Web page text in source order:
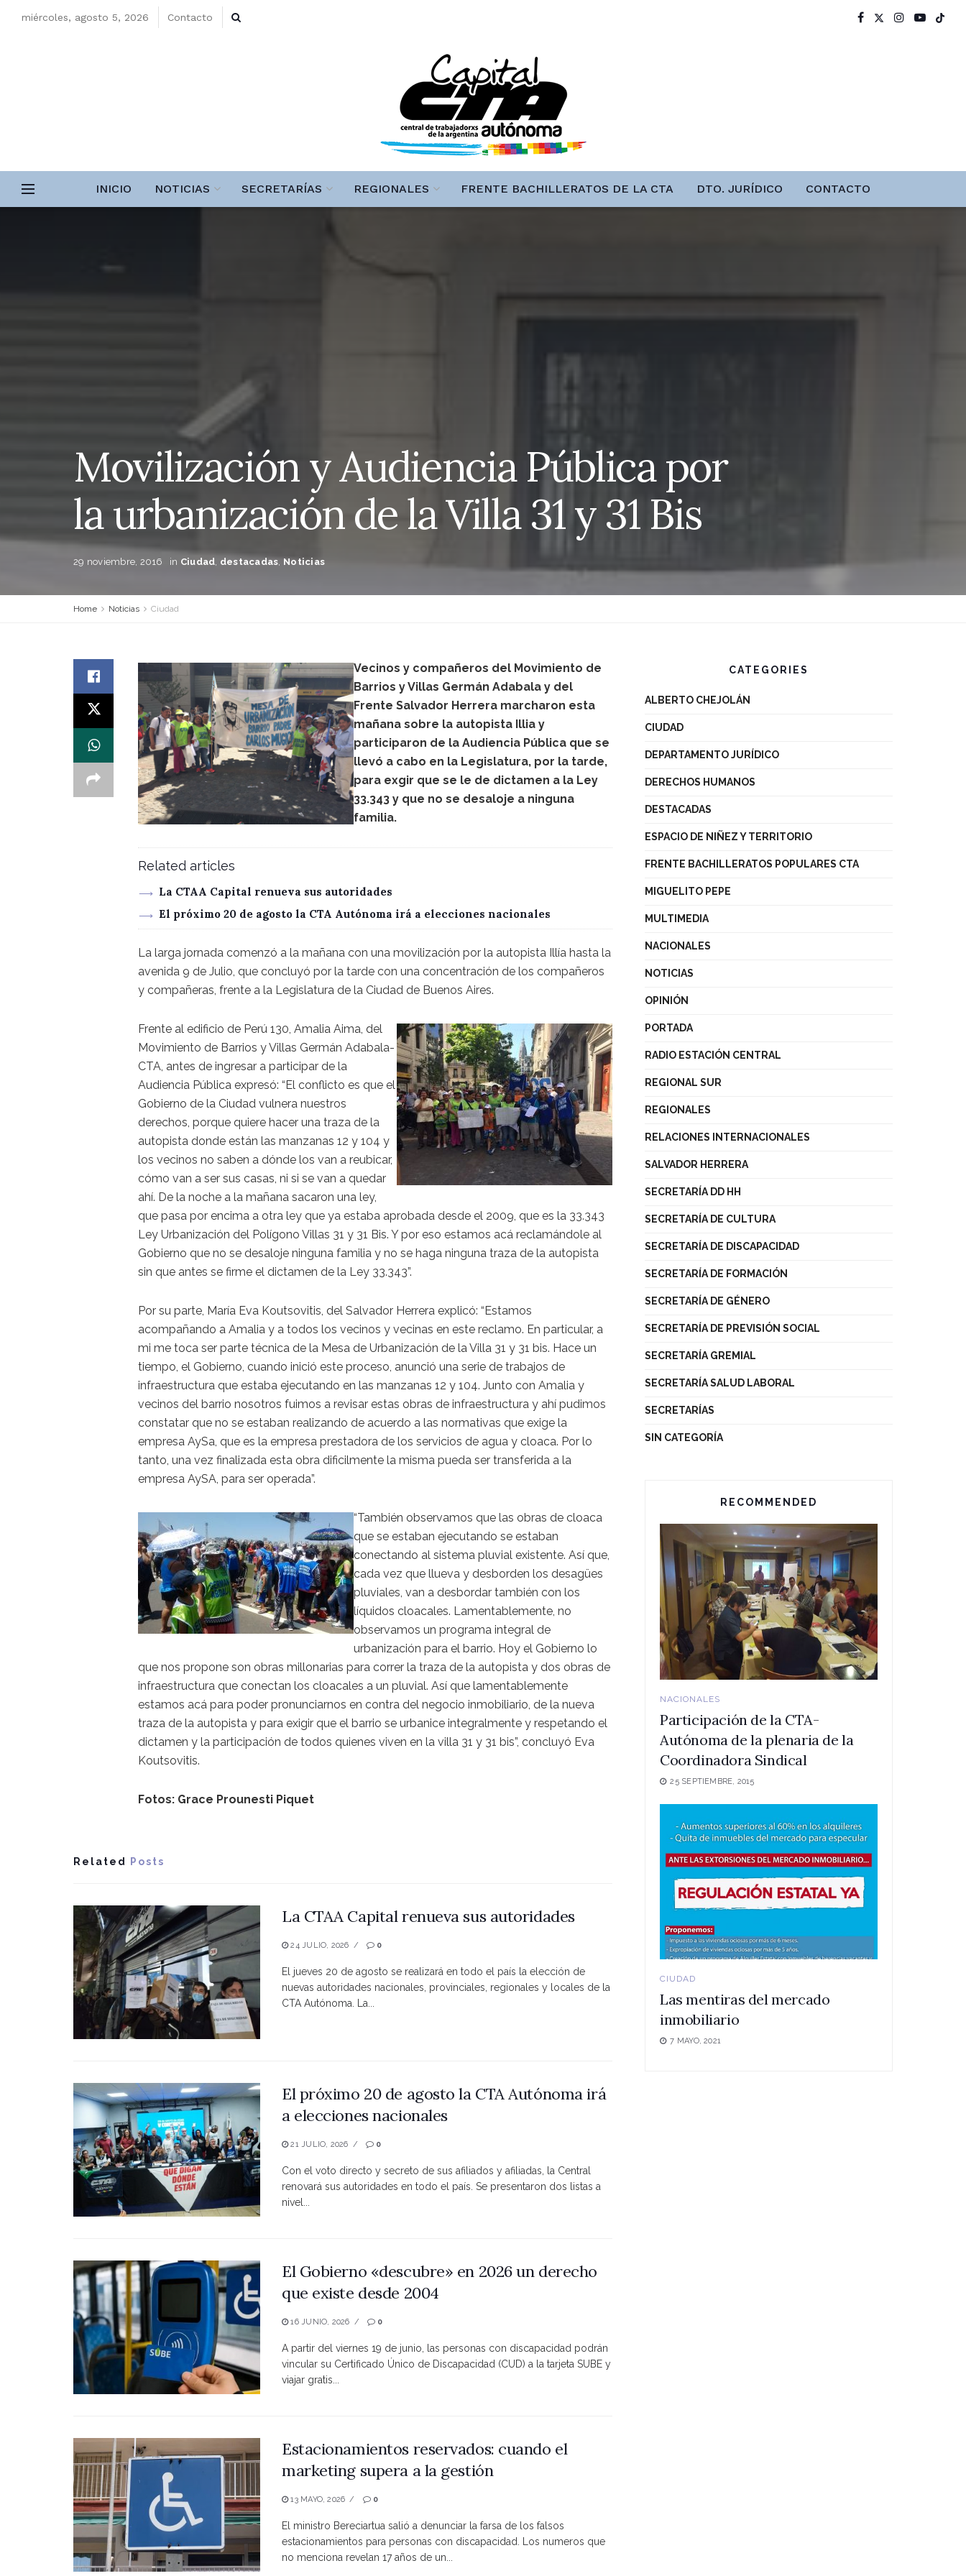
miércoles, agosto 5, 2026 Contacto
INICIO NOTICIAS SECRETARÍAS REGIONALES FRENTE BACHILLERATOS DE LA CTA DTO. JURÍDICO CONTACTO
Movilización y Audiencia Pública por
la urbanización de la Villa 31 y 31 Bis
29 noviembre, 2016 in Ciudad, destacadas, Noticias
Home Noticias Ciudad
Vecinos y compañeros del Movimiento de
Barrios y Villas Germán Adabala y del
Frente Salvador Herrera marcharon esta
mañana sobre la autopista Illia y
participaron de la Audiencia Pública que se
llevó a cabo en la Legislatura, por la tarde,
para exgir que se le de dictamen a la Ley
33.343 y que no se desaloje a ninguna
familia.
Related articles
La CTAA Capital renueva sus autoridades
El próximo 20 de agosto la CTA Autónoma irá a elecciones nacionales
La larga jornada comenzó a la mañana con una movilización por la autopista Illía hasta la
avenida 9 de Julio, que concluyó por la tarde con una concentración de los compañeros
y compañeras, frente a la Legislatura de la Ciudad de Buenos Aires.
Frente al edificio de Perú 130, Amalia Aima, del
Movimiento de Barrios y Villas Germán Adabala-
CTA, antes de ingresar a participar de la
Audiencia Pública expresó: “El conflicto es que el
Gobierno de la Ciudad vulnera nuestros
derechos, porque quiere hacer una traza de la
autopista donde están las manzanas 12 y 104 y
los vecinos no saben a dónde los van a reubicar,
cómo van a ser sus casas, ni si se van a quedar
ahí. De la noche a la mañana sacaron una ley,
que pasa por encima a otra ley que ya estaba aprobada desde el 2009, que es la 33.343
Ley Urbanización del Polígono Villas 31 y 31 Bis. Y por eso estamos acá reclamándole al
Gobierno que no se desaloje ninguna familia y no se haga ninguna traza de la autopista
sin que antes se firme el dictamen de la Ley 33.343”.
Por su parte, María Eva Koutsovitis, del Salvador Herrera explicó: “Estamos
acompañando a Amalia y a todos los vecinos y vecinas en este reclamo. En particular, a
mi me toca ser parte técnica de la Mesa de Urbanización de la Villa 31 y 31 bis. Hace un
tiempo, el Gobierno, cuando inició este proceso, anunció una serie de trabajos de
infraestructura que estaba ejecutando en las manzanas 12 y 104. Junto con Amalia y
vecinos del barrio nosotros fuimos a revisar estas obras de infraestructura y ahí pudimos
constatar que no se estaban realizando de acuerdo a las normativas que exige la
empresa AySa, que es la empresa prestadora de los servicios de agua y cloaca. Por lo
tanto, una vez finalizada esta obra dificilmente la misma pueda ser transferida a la
empresa AySA, para ser operada”.
“También observamos que las obras de cloaca
que se estaban ejecutando se estaban
conectando al sistema pluvial existente. Así que,
cada vez que llueva y desborden los desagües
pluviales, van a desbordar también con los
líquidos cloacales. Lamentablemente, no
observamos un programa integral de
urbanización para el barrio. Hoy el Gobierno lo
que nos propone son obras millonarias para correr la traza de la autopista y dos obras de
infraestructura que conectan los cloacales a un pluvial. Así que lamentablemente
estamos acá para poder pronunciarnos en contra del negocio inmobiliario, de la nueva
traza de la autopista y para exigir que el barrio se urbanice integralmente y respetando el
dictamen y la participación de todos quienes viven en la villa 31 y 31 bis”, concluyó Eva
Koutsovitis.
Fotos: Grace Prounesti Piquet
Related Posts
La CTAA Capital renueva sus autoridades
24 JULIO, 2026 0
El jueves 20 de agosto se realizará en todo el país la elección de
nuevas autoridades nacionales, provinciales, regionales y locales de la
CTA Autónoma. La...
El próximo 20 de agosto la CTA Autónoma irá
a elecciones nacionales
21 JULIO, 2026 0
Con el voto directo y secreto de sus afiliados y afiliadas, la Central
renovará sus autoridades en todo el país. Se presentaron dos listas a
nivel...
El Gobierno «descubre» en 2026 un derecho
que existe desde 2004
16 JUNIO, 2026 0
A partir del viernes 19 de junio, las personas con discapacidad podrán
vincular su Certificado Único de Discapacidad (CUD) a la tarjeta SUBE y
viajar gratis...
Estacionamientos reservados: cuando el
marketing supera a la gestión
13 MAYO, 2026 0
El ministro Bereciartua salió a denunciar la farsa de los falsos
estacionamientos para personas con discapacidad. Los numeros que
no menciona revelan 17 años de un...
CATEGORIES
ALBERTO CHEJOLÁN
CIUDAD
DEPARTAMENTO JURÍDICO
DERECHOS HUMANOS
DESTACADAS
ESPACIO DE NIÑEZ Y TERRITORIO
FRENTE BACHILLERATOS POPULARES CTA
MIGUELITO PEPE
MULTIMEDIA
NACIONALES
NOTICIAS
OPINIÓN
PORTADA
RADIO ESTACIÓN CENTRAL
REGIONAL SUR
REGIONALES
RELACIONES INTERNACIONALES
SALVADOR HERRERA
SECRETARÍA DD HH
SECRETARÍA DE CULTURA
SECRETARÍA DE DISCAPACIDAD
SECRETARÍA DE FORMACIÓN
SECRETARÍA DE GÉNERO
SECRETARÍA DE PREVISIÓN SOCIAL
SECRETARÍA GREMIAL
SECRETARÍA SALUD LABORAL
SECRETARÍAS
SIN CATEGORÍA
RECOMMENDED
NACIONALES
Participación de la CTA-
Autónoma de la plenaria de la
Coordinadora Sindical
25 SEPTIEMBRE, 2015
CIUDAD
Las mentiras del mercado
inmobiliario
7 MAYO, 2021